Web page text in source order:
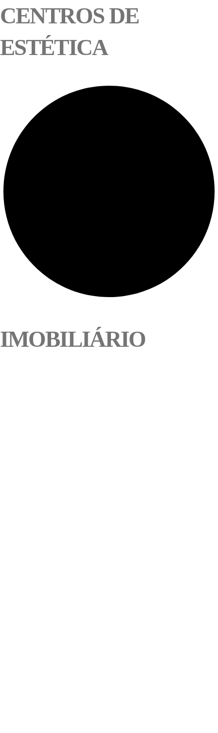
CENTROS DE
ESTÉTICA
IMOBILIÁRIO